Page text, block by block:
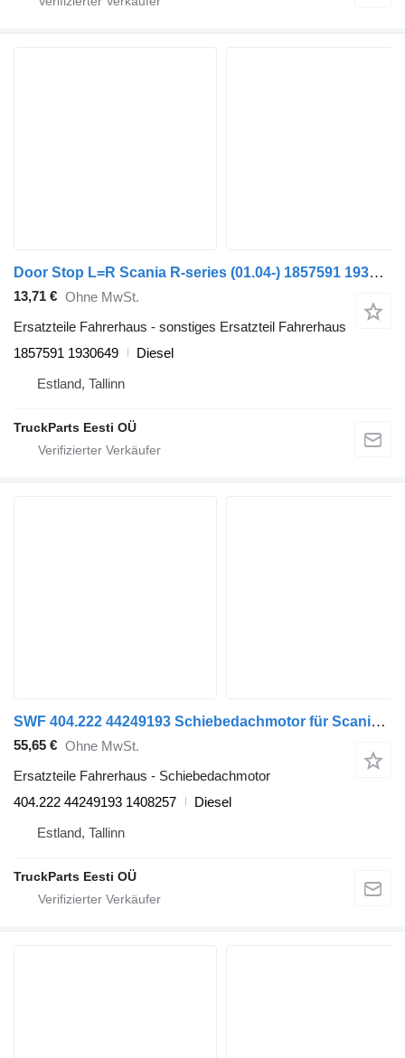
Door Stop L=R Scania R-series (01.04-) 1857591 1930649 für Scania P,G,R,T-series (2004-2017) Sattelzugmaschine
13,71 € Ohne MwSt.
Ersatzteile Fahrerhaus - sonstiges Ersatzteil Fahrerhaus
1857591 1930649
Diesel
Estland, Tallinn
TruckParts Eesti OÜ
SWF 404.222 44249193 Schiebedachmotor für Scania 4-series (1995-2006) Sattelzugmaschine
55,65 € Ohne MwSt.
Ersatzteile Fahrerhaus - Schiebedachmotor
404.222 44249193 1408257
Diesel
Estland, Tallinn
TruckParts Eesti OÜ